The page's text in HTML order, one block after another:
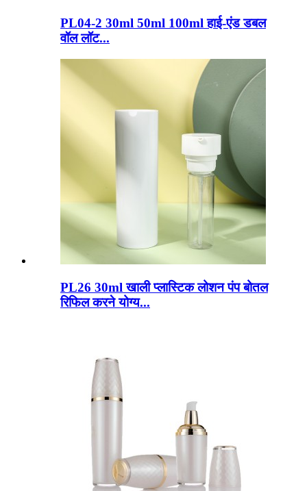
PL04-2 30ml 50ml 100ml हाई-एंड डबल
वॉल लॉट...
PL26 30ml खाली प्लास्टिक लोशन पंप बोतल
रिफिल करने योग्य...